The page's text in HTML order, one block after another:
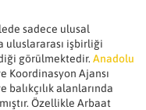
sadece ulusal
uluslararası işbirliği
görülmektedir. Anadolu
Koordinasyon Ajansı
balıkçılık alanlarında
Özellikle Arbaat